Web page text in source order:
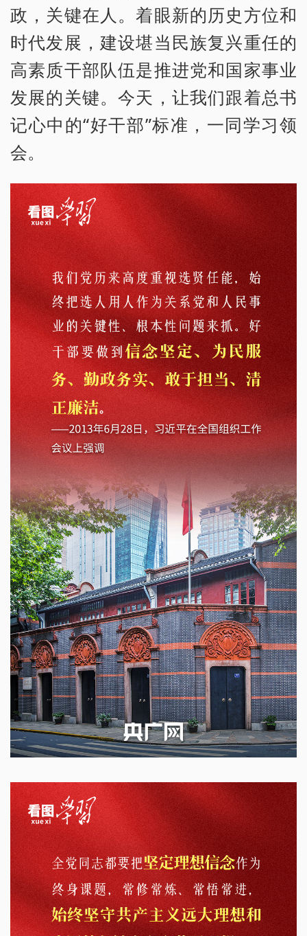
政，关键在人。着眼新的历史方位和
时代发展，建设堪当民族复兴重任的
高素质干部队伍是推进党和国家事业
发展的关键。今天，让我们跟着总书
记心中的“好干部”标准，一同学习领
会。